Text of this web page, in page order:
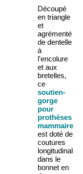
Découpé
en triangle
et
agrémenté
de dentelle
à
l'encolure
et aux
bretelles,
ce
soutien-
gorge
pour
prothèses
mammaires
est doté de
coutures
longitudinales
dans le
bonnet en